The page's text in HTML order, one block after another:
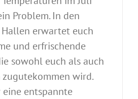
Problem. In den
erwartet euch
und erfrischende
sowohl euch als auch
wird.
entspannte